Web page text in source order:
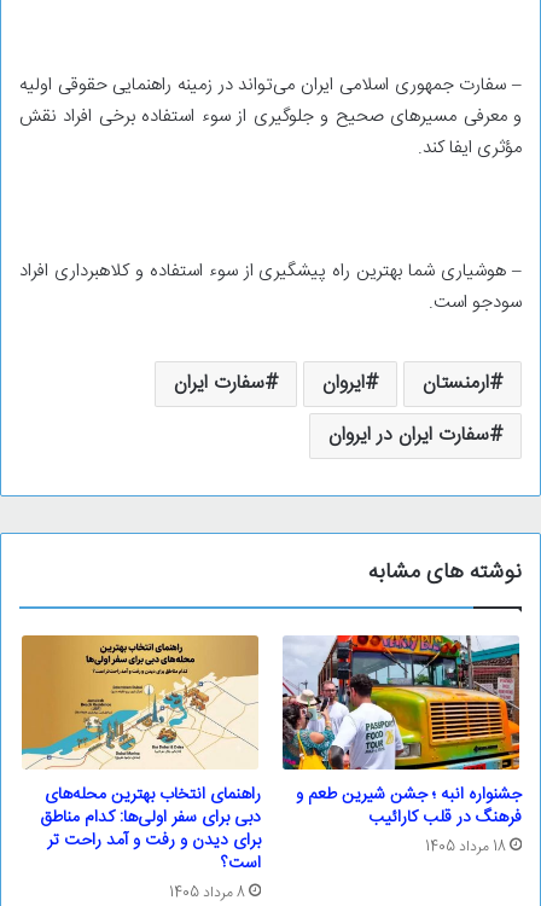
– سفارت جمهوری اسلامی ایران می‌تواند در زمینه راهنمایی حقوقی اولیه
و معرفی مسیرهای صحیح و جلوگیری از سوء استفاده برخی افراد نقش
مؤثری ایفا کند.
– هوشیاری شما بهترین راه پیشگیری از سوء استفاده و کلاهبرداری افراد
سودجو است.
ارمنستان ایروان
سفارت ایران
سفارت ایران در ایروان
نوشته های مشابه
جشنواره انبه ؛ جشن شیرین طعم و
فرهنگ در قلب کارائیب
18 مرداد 1405
راهنمای انتخاب بهترین محله‌های
دبی برای سفر اولی‌ها: کدام مناطق
برای دیدن و رفت و آمد راحت تر
است؟
8 مرداد 1405